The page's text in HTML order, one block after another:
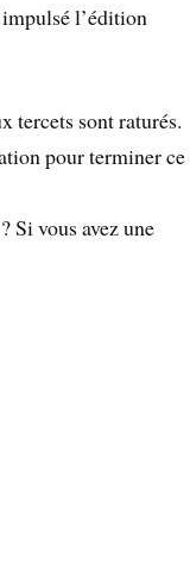
l’édition
tercets sont raturés.
pour terminer ce
Si vous avez une